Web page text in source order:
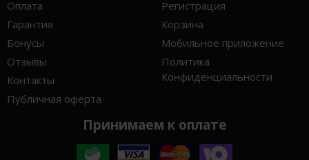
Оплата
Гарантия
Бонусы
Отзывы
Контакты
Публичная оферта
Регистрация
Корзина
Мобильное приложение
Политика
Конфиденциальности
Принимаем к оплате